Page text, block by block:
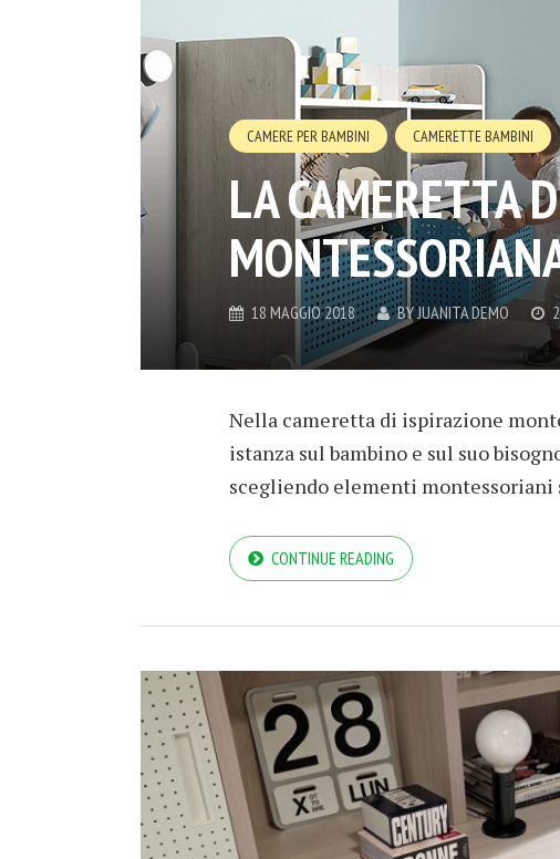
CAMERE PER BAMBINI CAMERETTE BAMBINI
LA CAMERETTA
18 MAGGIO 2018 BYJUANITA DEMO
Nella cameretta di ispirazione
istanza sul bambino e sul suo
scegliendo elementi montessoriani
CONTINUE READING